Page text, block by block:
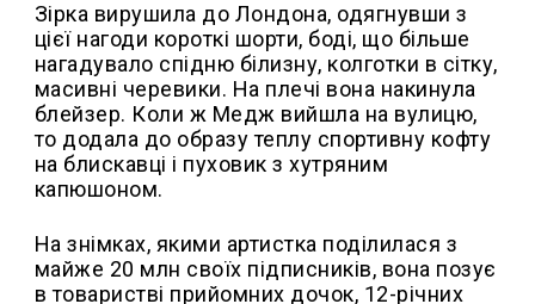
Зірка вирушила до Лондона, одягнувши з
цієї нагоди короткі шорти, боді, що більше
нагадувало спідню білизну, колготки в сітку,
масивні черевики. На плечі вона накинула
блейзер. Коли ж Медж вийшла на вулицю,
то додала до образу теплу спортивну кофту
на блискавці і пуховик з хутряним
капюшоном.
На знімках, якими артистка поділилася з
майже 20 млн своїх підписників, вона позує
в товаристві прийомних дочок, 12-річних